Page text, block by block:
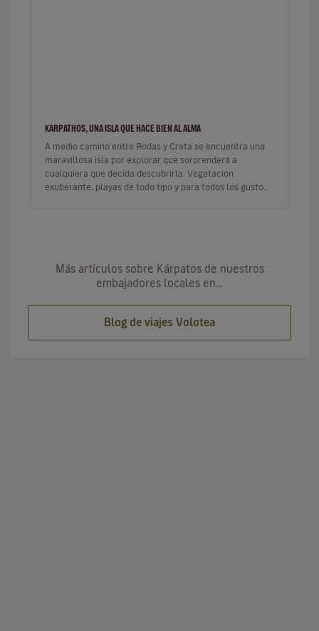
KARPATHOS, UNA ISLA QUE HACE BIEN AL ALMA
A medio camino entre Rodas y Creta se encuentra una
maravillosa isla por explorar que sorprenderá a
cualquiera que decida descubrirla. Vegetación
exuberante, playas de todo tipo y para todos los gustos,
Más artículos sobre Kárpatos de nuestros
embajadores locales en…
Blog de viajes Volotea